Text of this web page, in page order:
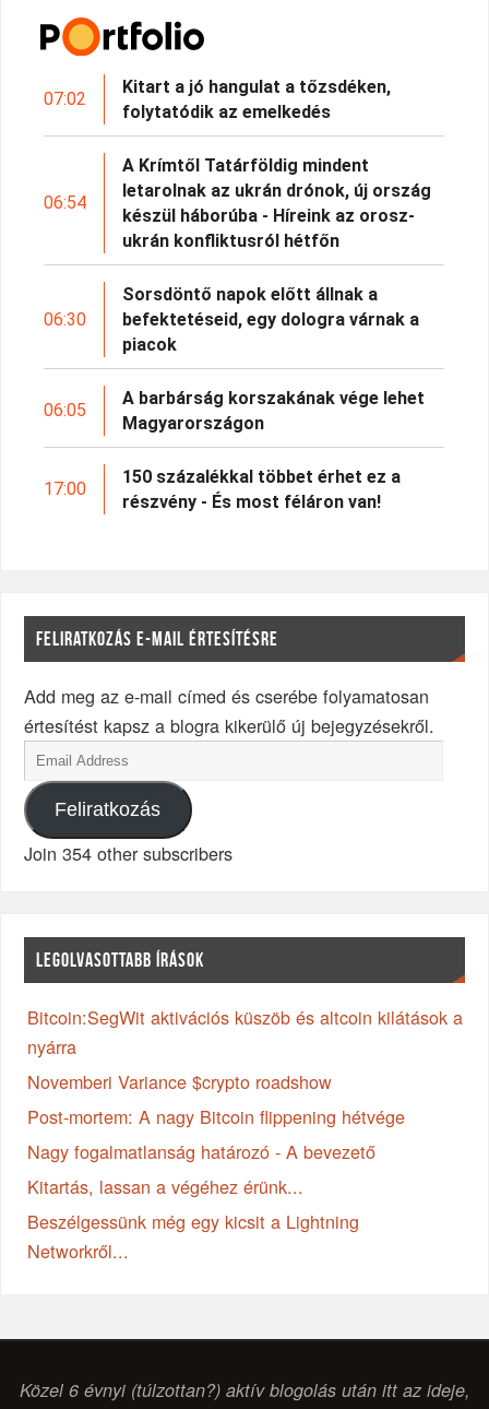
07:02
Kitart a jó hangulat a tőzsdéken,
folytatódik az emelkedés
06:54
A Krímtől Tatárföldig mindent
letarolnak az ukrán drónok, új ország
készül háborúba - Híreink az orosz-
ukrán konfliktusról hétfőn
06:30
Sorsdöntő napok előtt állnak a
befektetéseid, egy dologra várnak a
piacok
06:05
A barbárság korszakának vége lehet
Magyarországon
17:00
150 százalékkal többet érhet ez a
részvény - És most féláron van!
FELIRATKOZÁS E-MAIL ÉRTESÍTÉSRE
Add meg az e-mail címed és cserébe folyamatosan
értesítést kapsz a blogra kikerülő új bejegyzésekről.
Feliratkozás
Join 354 other subscribers
LEGOLVASOTTABB ÍRÁSOK
Bitcoin:SegWit aktivációs küszöb és altcoin kilátások a
nyárra
Novemberi Variance $crypto roadshow
Post-mortem: A nagy Bitcoin flippening hétvége
Nagy fogalmatlanság határozó - A bevezető
Kitartás, lassan a végéhez érünk...
Beszélgessünk még egy kicsit a Lightning
Networkről...
Közel 6 évnyi (túlzottan?) aktív blogolás után itt az ideje,